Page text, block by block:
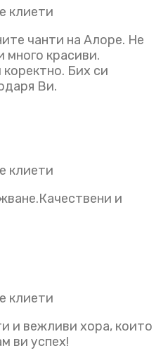
чанти на Алоре. Не
много красиви.
Бих си
Ви.
и
и вежливи хора, които
ви успех!